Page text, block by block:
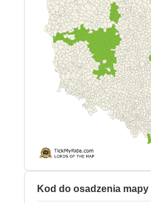
Kod do osadzenia mapy